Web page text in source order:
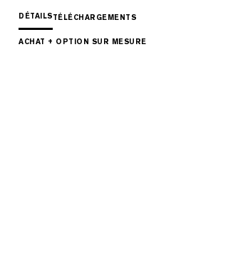
DÉTAILSTÉLÉCHARGEMENTS
ACHAT + OPTION SUR MESURE